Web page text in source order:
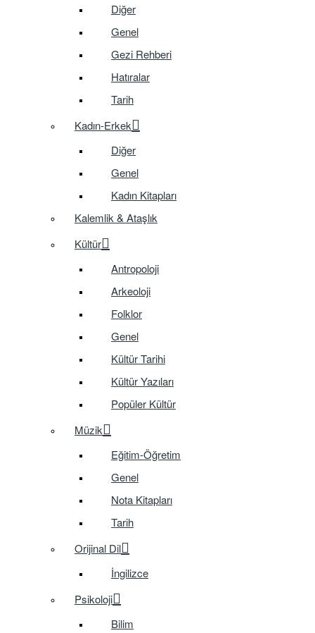
Diğer
Genel
Gezi Rehberi
Hatıralar
Tarih
Kadın-Erkek
Diğer
Genel
Kadın Kitapları
Kalemlik & Ataşlık
Kültür
Antropoloji
Arkeoloji
Folklor
Genel
Kültür Tarihi
Kültür Yazıları
Popüler Kültür
Müzik
Eğitim-Öğretim
Genel
Nota Kitapları
Tarih
Orijinal Dil
İngilizce
Psikoloji
Bilim